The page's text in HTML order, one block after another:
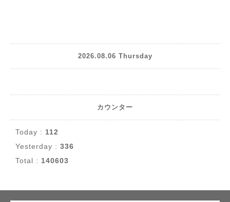
2026.08.06 Thursday
カウンター
Today : 112
Yesterday : 336
Total : 140603